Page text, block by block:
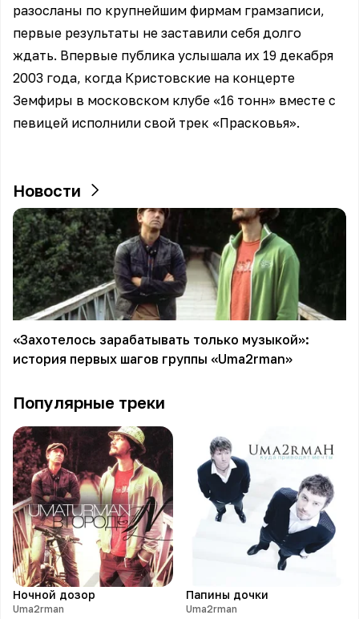
разосланы по крупнейшим фирмам грамзаписи,
первые результаты не заставили себя долго
ждать. Впервые публика услышала их 19 декабря
2003 года, когда Кристовские на концерте
Земфиры в московском клубе «16 тонн» вместе с
певицей исполнили свой трек «Прасковья».
Новости
«Захотелось зарабатывать только музыкой»:
история первых шагов группы «Uma2rman»
Популярные треки
Ночной дозор
Uma2rman
Папины дочки
Uma2rman